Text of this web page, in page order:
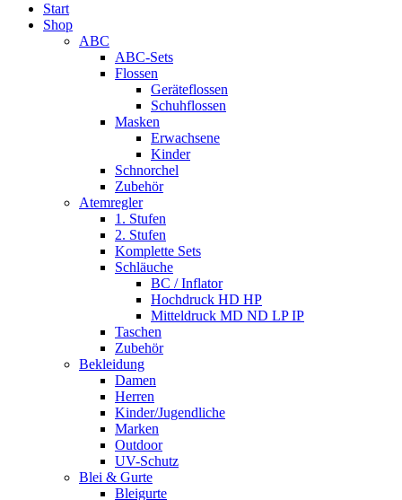
Start
Shop
ABC
ABC-Sets
Flossen
Geräteflossen
Schuhflossen
Masken
Erwachsene
Kinder
Schnorchel
Zubehör
Atemregler
1. Stufen
2. Stufen
Komplette Sets
Schläuche
BC / Inflator
Hochdruck HD HP
Mitteldruck MD ND LP IP
Taschen
Zubehör
Bekleidung
Damen
Herren
Kinder/Jugendliche
Marken
Outdoor
UV-Schutz
Blei & Gurte
Bleigurte